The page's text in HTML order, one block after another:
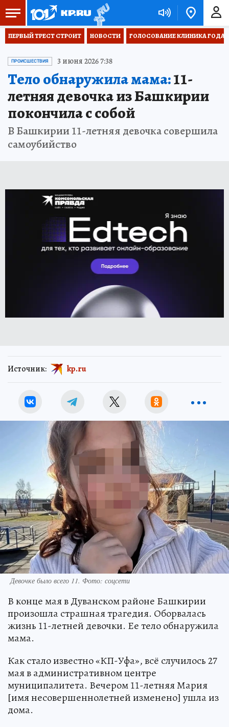
ПЕРВЫЙ ТРЕСТ СТРОИТ НОВОСТИ ГОЛОСОВАНИЕ КЛИНИКА ГОДА
ПРОИСШЕСТВИЯ 3 июня 2026 7:38
Тело обнаружила мама:11-
летняя девочка из Башкирии
покончила с собой
В Башкирии 11-летняя девочка совершила
самоубийство
Источник: kp.ru
Девочке было всего 11. Фото: соцсети
В конце мая в Дуванском районе Башкирии
произошла страшная трагедия. Оборвалась
жизнь 11-летней девочки. Ее тело обнаружила
мама.
Как стало известно «КП-Уфа», всё случилось 27
мая в административном центре
муниципалитета. Вечером 11-летняя Мария
[имя несовершеннолетней изменено] ушла из
дома.